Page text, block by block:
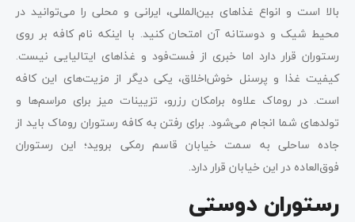
بالا است و انواع غذاهای بین‌المللی، ایرانی و محلی را می‌توانید در
محیط شیک و دوستانه آن امتحان کنید. با اینکه نام کافه بر روی
رستوران قرار دارد اما خبری از فست‌فود و غذاهای ایتالیایی نیست.
کیفیت غذا و پرسنل خوش‌اخلاق، یکی دیگر از مزیت‌های این کافه
است. در روماک علاوه برامکان رزرو، تزیینات میز برای مراسم‌ها و
تولدهای شما انجام می‌شود. برای رفتن به کافه رستوران روماک باید از
جاده ساحلی به سمت خیابان قاسم رمکی بروید؛ این رستوران
فوق‌العاده در این خیابان قرار دارد.
رستوران دوستی